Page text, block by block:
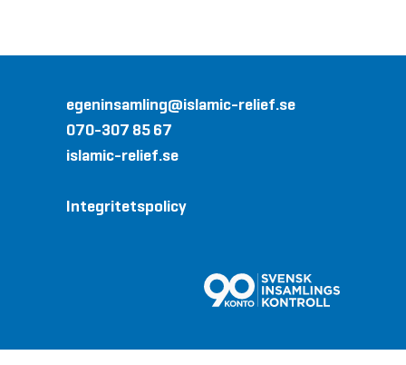
egeninsamling@islamic-relief.se
070-307 85 67
islamic-relief.se
Integritetspolicy